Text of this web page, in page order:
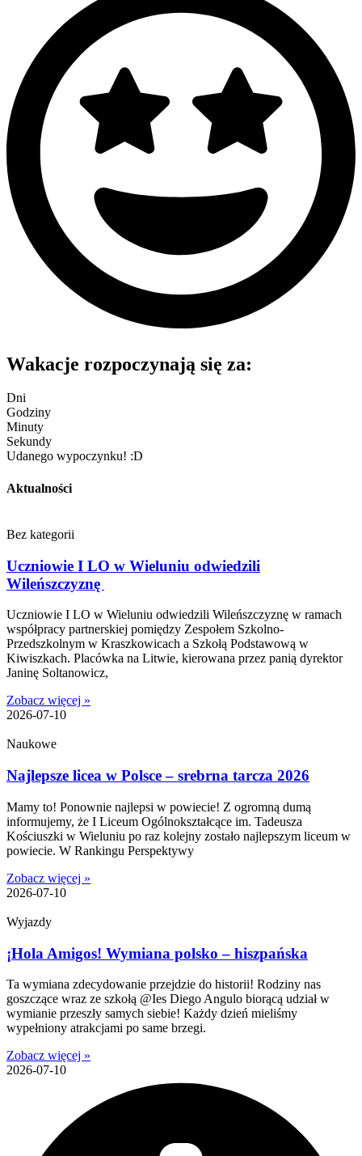
Wakacje rozpoczynają się za:
Dni
Godziny
Minuty
Sekundy
Udanego wypoczynku! :D
Aktualności
Bez kategorii
Uczniowie I LO w Wieluniu odwiedzili
Wileńszczyznę
Uczniowie I LO w Wieluniu odwiedzili Wileńszczyznę w ramach
współpracy partnerskiej pomiędzy Zespołem Szkolno-
Przedszkolnym w Kraszkowicach a Szkołą Podstawową w
Kiwiszkach. Placówka na Litwie, kierowana przez panią dyrektor
Janinę Soltanowicz,
Zobacz więcej »
2026-07-10
Naukowe
Najlepsze licea w Polsce – srebrna tarcza 2026
Mamy to! Ponownie najlepsi w powiecie! Z ogromną dumą
informujemy, że I Liceum Ogólnokształcące im. Tadeusza
Kościuszki w Wieluniu po raz kolejny zostało najlepszym liceum w
powiecie. W Rankingu Perspektywy
Zobacz więcej »
2026-07-10
Wyjazdy
¡Hola Amigos! Wymiana polsko – hiszpańska
Ta wymiana zdecydowanie przejdzie do historii! Rodziny nas
goszczące wraz ze szkołą @Ies Diego Angulo biorącą udział w
wymianie przeszły samych siebie! Każdy dzień mieliśmy
wypełniony atrakcjami po same brzegi.
Zobacz więcej »
2026-07-10